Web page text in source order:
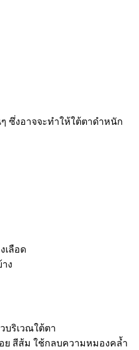
ซึ่งอาจจะทำให้ใต้ตาดำหนัก
เลือด
ง
บริเวณใต้ตา
ย สีส้ม ใช้กลบความหมองคล้ำ